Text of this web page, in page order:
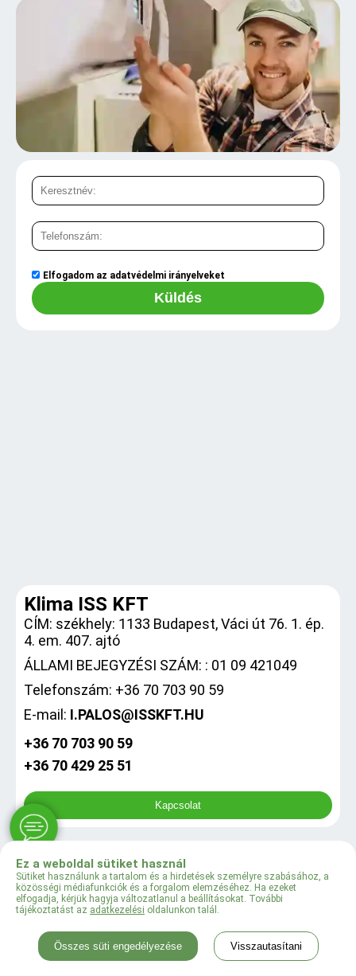
Ez a weboldal sütiket használ
Sütiket használunk a tartalom és a hirdetések személyre szabásához, a
közösségi médiafunkciók és a forgalom elemzéséhez. Ha ezeket
elfogadja, kérjük hagyja változatlanul a beállításokat. További
tájékoztatást az adatkezelési oldalunkon talál.
Összes süti engedélyezése Visszautasítani
Menü Kategóriák
Elfogadom az adatvédelmi irányelveket
Küldés
Klima ISS KFT
CÍM: székhely: 1133 Budapest, Váci út 76. 1. ép.
4. em. 407. ajtó
ÁLLAMI BEJEGYZÉSI SZÁM: : 01 09 421049
Telefonszám: +36 70 703 90 59
E-mail: I.PALOS@ISSKFT.HU
+36 70 703 90 59
+36 70 429 25 51
Kapcsolat
© 2024 Klima ISS KFT